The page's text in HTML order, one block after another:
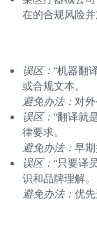
在的合规风险并
误区： “机器翻
或合规文本。
避免办法： 对
误区： “翻译就
律要求。
避免办法： 早
误区： “只要译
识和品牌理解。
避免办法： 优